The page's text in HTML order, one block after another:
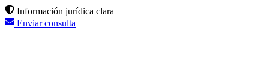
Información jurídica clara
Enviar consulta